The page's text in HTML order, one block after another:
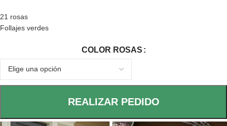
21 rosas
Follajes verdes
COLOR ROSAS
REALIZAR PEDIDO